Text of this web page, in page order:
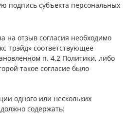
подпись субъекта персональных
на отзыв согласия необходимо
Трэйд» соответствующее
п. 4.2 Политики, либо
такое согласие было
одного или нескольких
содержать: